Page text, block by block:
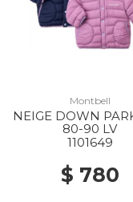
Montbell
NEIGE DOWN
80-90 LV
1101649
$ 780